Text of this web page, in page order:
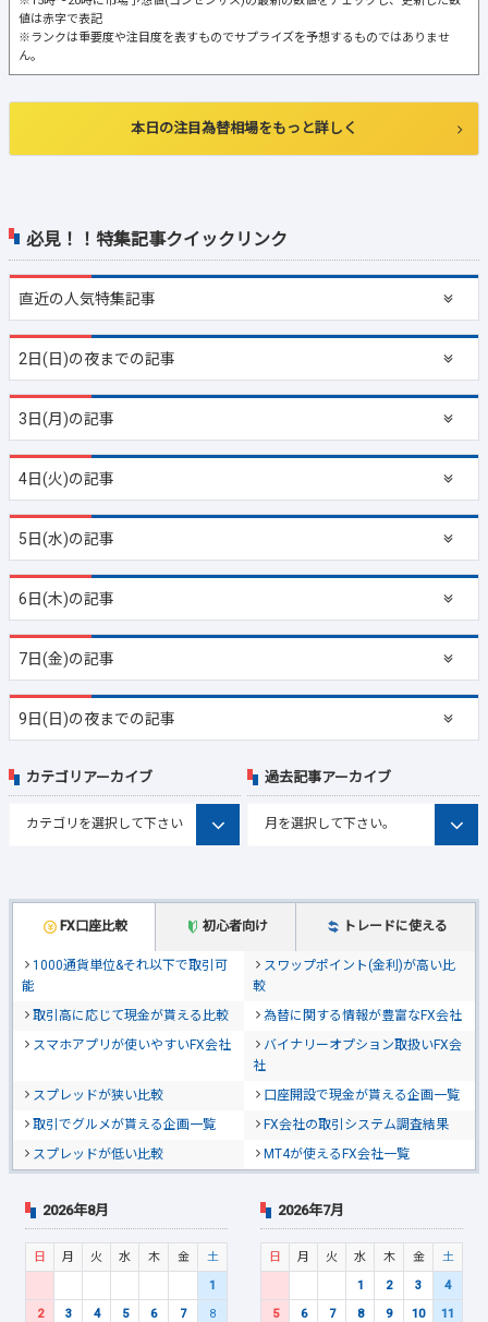
必見！！特集記事クイックリンク
直近の人気特集記事
2日(日)の夜までの記事
3日(月)の記事
4日(火)の記事
5日(水)の記事
6日(木)の記事
7日(金)の記事
9日(日)の夜までの記事
値は赤字で表記
※ランクは重要度や注目度を表すものでサプライズを予想するものではありませ
ん。
本日の注目為替相場をもっと詳しく
FX口座比較 初心者向け トレードに使える
1000通貨単位&それ以下で取引可
能
スワップポイント(金利)が高い比
較
取引高に応じて現金が貰える比較
為替に関する情報が豊富なFX会社
スマホアプリが使いやすいFX会社
バイナリーオプション取扱いFX会
社
スプレッドが狭い比較
口座開設で現金が貰える企画一覧
取引でグルメが貰える企画一覧
FX会社の取引システム調査結果
スプレッドが低い比較
MT4が使えるFX会社一覧
カテゴリアーカイブ 過去記事アーカイブ
2026年8月
日 月 火 水 木 金
土
1
2
3 4 5 6 7
8
2026年7月
日 月 火 水 木 金
土
1
2 3
4
5
6 7 8 9 10
11